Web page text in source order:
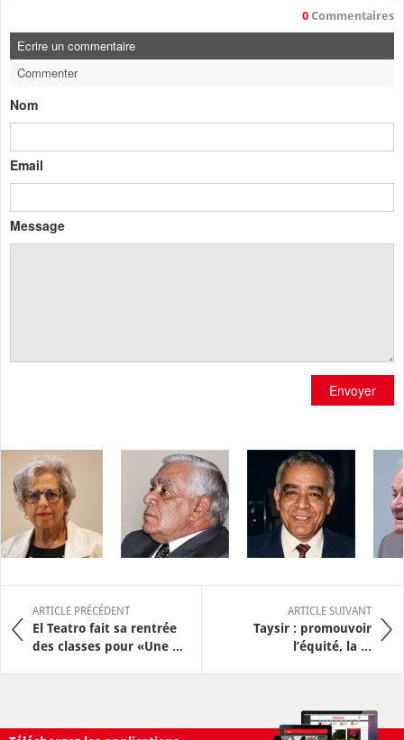
0 Commentaires
Ecrire un commentaire
Commenter
Nom
Email
Message
Envoyer
ARTICLE PRÉCÉDENT
El Teatro fait sa rentrée
des classes pour «Une ...
ARTICLE SUIVANT
Taysir : promouvoir
l’équité, la ...